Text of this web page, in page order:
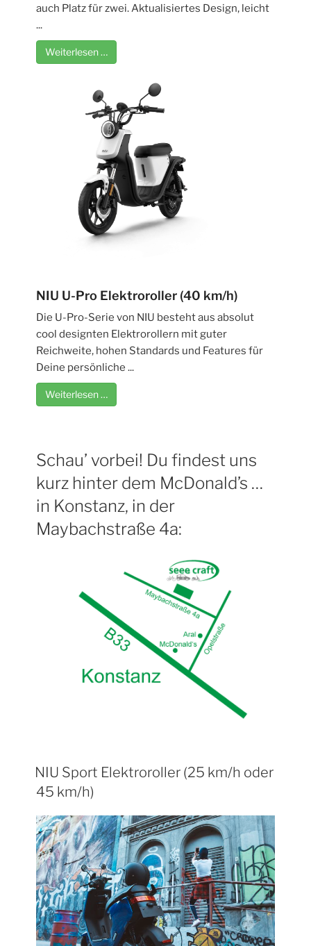
auch Platz für zwei. Aktualisiertes Design, leicht
...
Weiterlesen …
NIU U-Pro Elektroroller (40 km/h)
Die U-Pro-Serie von NIU besteht aus absolut
cool designten Elektrorollern mit guter
Reichweite, hohen Standards und Features für
Deine persönliche ...
Weiterlesen …
Schau’ vorbei! Du findest uns
kurz hinter dem McDonald’s …
in Konstanz, in der
Maybachstraße 4a:
NIU Sport Elektroroller (25 km/h oder
45 km/h)